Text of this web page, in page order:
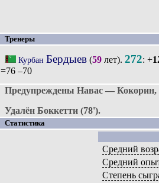
Тренеры
Курбан Бердыев(59лет). 272: +
=76 –70
Предупреждены Навас —
Удалён Боккетти (78').
Статистика
Средний
Средний
Степень